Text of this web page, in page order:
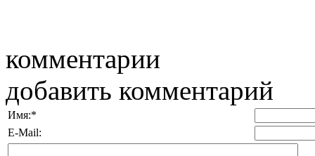
комментарии
добавить комментарий
Имя:*
E-Mail: